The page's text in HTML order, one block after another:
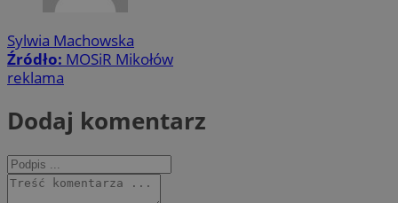
Sylwia Machowska
Źródło: MOSiR Mikołów
reklama
Dodaj komentarz